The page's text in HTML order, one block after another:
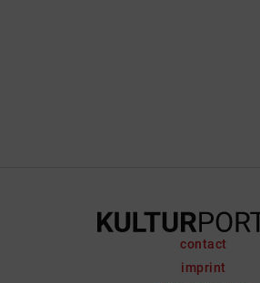
contact
imprint